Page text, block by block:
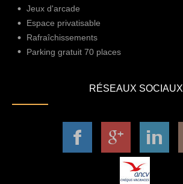
Jeux d'arcade
Espace privatisable
Rafraîchissements
Parking gratuit 70 places
RÉSEAUX SOCIAUX